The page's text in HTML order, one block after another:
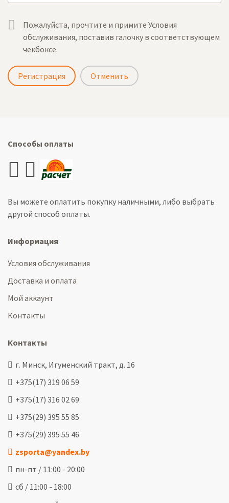
Регистрация Отменить
Пожалуйста, прочтите и примите Условия
обслуживания, поставив галочку в соответствующем
чекбоксе.
Способы оплаты
Вы можете оплатить покупку наличными, либо выбрать
другой способ оплаты.
Информация
Условия обслуживания
Доставка и оплата
Мой аккаунт
Контакты
Контакты
г. Минск, Игуменский тракт, д. 16
+375(17) 319 06 59
+375(17) 316 02 69
+375(29) 395 55 85
+375(29) 395 55 46
zsporta@yandex.by
пн-пт / 11:00 - 20:00
сб / 11:00 - 18:00